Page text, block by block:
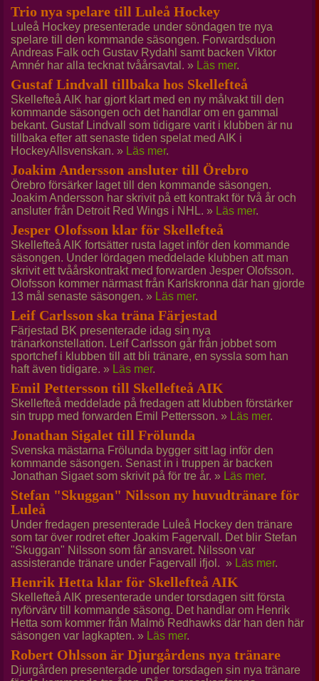
Trio nya spelare till Luleå Hockey
Luleå Hockey presenterade under söndagen tre nya
spelare till den kommande säsongen. Forwardsduon
Andreas Falk och Gustav Rydahl samt backen Viktor
Amnér har alla tecknat tvåårsavtal. » Läs mer.
Gustaf Lindvall tillbaka hos Skellefteå
Skellefteå AIK har gjort klart med en ny målvakt till den
kommande säsongen och det handlar om en gammal
bekant. Gustaf Lindvall som tidigare varit i klubben är nu
tillbaka efter att senaste tiden spelat med AIK i
HockeyAllsvenskan. » Läs mer.
Joakim Andersson ansluter till Örebro
Örebro försärker laget till den kommande säsongen.
Joakim Andersson har skrivit på ett kontrakt för två år och
ansluter från Detroit Red Wings i NHL. » Läs mer.
Jesper Olofsson klar för Skellefteå
Skellefteå AIK fortsätter rusta laget inför den kommande
säsongen. Under lördagen meddelade klubben att man
skrivit ett tvåårskontrakt med forwarden Jesper Olofsson.
Olofsson kommer närmast från Karlskronna där han gjorde
13 mål senaste säsongen. » Läs mer.
Leif Carlsson ska träna Färjestad
Färjestad BK presenterade idag sin nya
tränarkonstellation. Leif Carlsson går från jobbet som
sportchef i klubben till att bli tränare, en syssla som han
haft även tidigare. » Läs mer.
Emil Pettersson till Skellefteå AIK
Skellefteå meddelade på fredagen att klubben förstärker
sin trupp med forwarden Emil Pettersson. » Läs mer.
Jonathan Sigalet till Frölunda
Svenska mästarna Frölunda bygger sitt lag inför den
kommande säsongen. Senast in i truppen är backen
Jonathan Sigaet som skrivit på för tre år. » Läs mer.
Stefan "Skuggan" Nilsson ny huvudtränare för
Luleå
Under fredagen presenterade Luleå Hockey den tränare
som tar över rodret efter Joakim Fagervall. Det blir Stefan
"Skuggan" Nilsson som får ansvaret. Nilsson var
assisterande tränare under Fagervall ifjol. » Läs mer.
Henrik Hetta klar för Skellefteå AIK
Skellefteå AIK presenterade under torsdagen sitt första
nyförvärv till kommande säsong. Det handlar om Henrik
Hetta som kommer från Malmö Redhawks där han den här
säsongen var lagkapten. » Läs mer.
Robert Ohlsson är Djurgårdens nya tränare
Djurgården presenterade under torsdagen sin nya tränare